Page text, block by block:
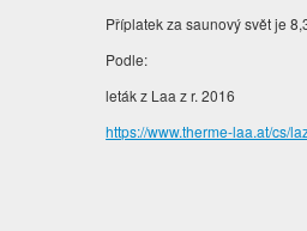
Příplatek za saunový svět je
Podle:
leták z Laa z r. 2016
https://www.therme-laa.at/cs/